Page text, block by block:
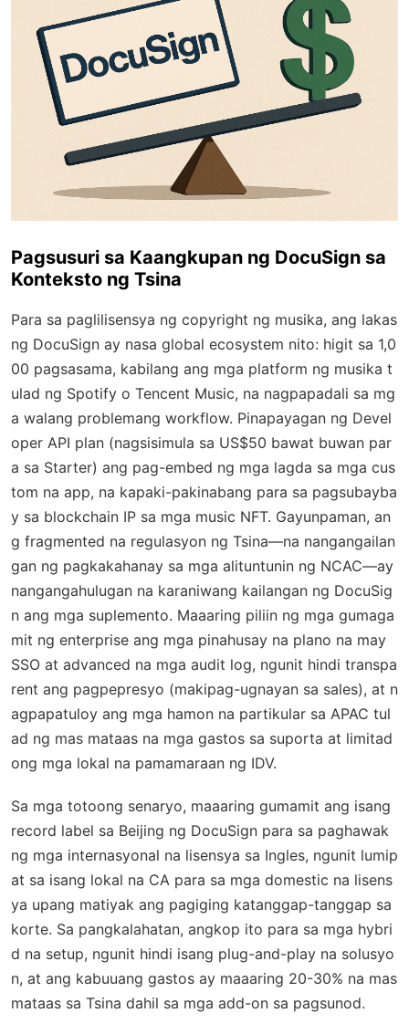
Pagsusuri sa Kaangkupan ng DocuSign sa
Konteksto ng Tsina
Para sa paglilisensya ng copyright ng musika, ang lakas
ng DocuSign ay nasa global ecosystem nito: higit sa 1,0
00 pagsasama, kabilang ang mga platform ng musika t
ulad ng Spotify o Tencent Music, na nagpapadali sa mg
a walang problemang workflow. Pinapayagan ng Devel
oper API plan (nagsisimula sa US$50 bawat buwan par
a sa Starter) ang pag-embed ng mga lagda sa mga cus
tom na app, na kapaki-pakinabang para sa pagsubayba
y sa blockchain IP sa mga music NFT. Gayunpaman, an
g fragmented na regulasyon ng Tsina—na nangangailan
gan ng pagkakahanay sa mga alituntunin ng NCAC—ay
nangangahulugan na karaniwang kailangan ng DocuSig
n ang mga suplemento. Maaaring piliin ng mga gumaga
mit ng enterprise ang mga pinahusay na plano na may
SSO at advanced na mga audit log, ngunit hindi transpa
rent ang pagpepresyo (makipag-ugnayan sa sales), at n
agpapatuloy ang mga hamon na partikular sa APAC tul
ad ng mas mataas na mga gastos sa suporta at limitad
ong mga lokal na pamamaraan ng IDV.
Sa mga totoong senaryo, maaaring gumamit ang isang
record label sa Beijing ng DocuSign para sa paghawak
ng mga internasyonal na lisensya sa Ingles, ngunit lumip
at sa isang lokal na CA para sa mga domestic na lisens
ya upang matiyak ang pagiging katanggap-tanggap sa
korte. Sa pangkalahatan, angkop ito para sa mga hybri
d na setup, ngunit hindi isang plug-and-play na solusyo
n, at ang kabuuang gastos ay maaaring 20-30% na mas
mataas sa Tsina dahil sa mga add-on sa pagsunod.